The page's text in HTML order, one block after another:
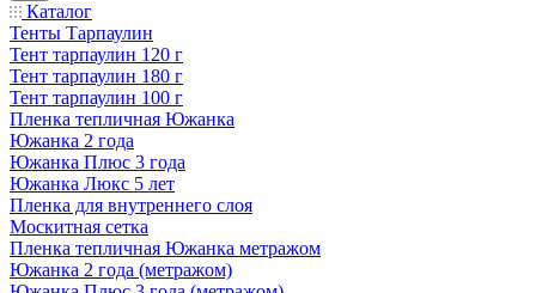
Каталог
Тенты Тарпаулин
Тент тарпаулин 120 г
Тент тарпаулин 180 г
Тент тарпаулин 100 г
Пленка тепличная Южанка
Южанка 2 года
Южанка Плюс 3 года
Южанка Люкс 5 лет
Пленка для внутреннего слоя
Москитная сетка
Пленка тепличная Южанка метражом
Южанка 2 года (метражом)